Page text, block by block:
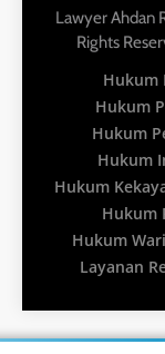
Lawyer Ahdan
Rights
Hukum
Hukum
Hukum
Hukum
Hukum
Hukum
Hukum
Layanan